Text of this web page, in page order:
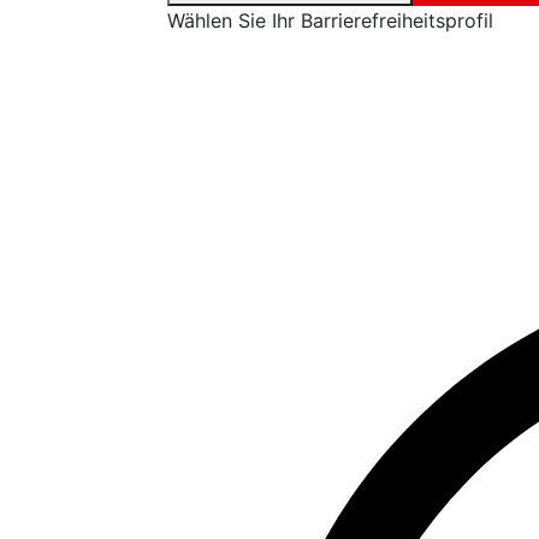
Wählen Sie Ihr Barrierefreiheitsprofil